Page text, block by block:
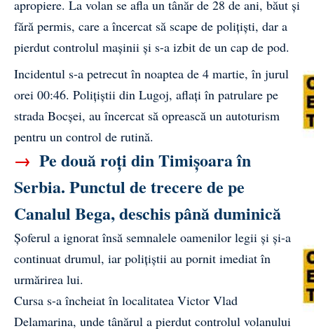
apropiere. La volan se afla un tânăr de 28 de ani, băut și
fără permis, care a încercat să scape de polițiști, dar a
pierdut controlul mașinii și s-a izbit de un cap de pod.
Incidentul s-a petrecut în noaptea de 4 martie, în jurul
orei 00:46. Polițiștii din Lugoj, aflați în patrulare pe
strada Bocșei, au încercat să oprească un autoturism
pentru un control de rutină.
→ Pe două roți din Timișoara în
Serbia. Punctul de trecere de pe
Canalul Bega, deschis până duminică
Șoferul a ignorat însă semnalele oamenilor legii și și-a
continuat drumul, iar polițiștii au pornit imediat în
urmărirea lui.
Cursa s-a încheiat în localitatea Victor Vlad
Delamarina, unde tânărul a pierdut controlul volanului